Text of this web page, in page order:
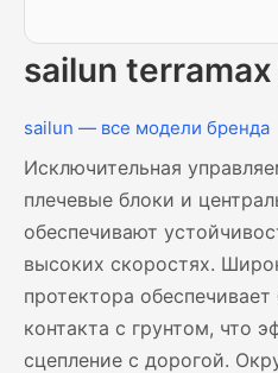
sailun
sailun — все модели бренда
Исключительная
плечевые блоки и
обеспечивают
высоких скоростях.
протектора
контакта с грунтом, что
сцепление с дорогой.